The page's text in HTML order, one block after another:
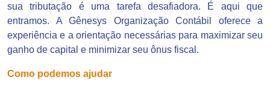
sua tributação é uma tarefa desafiadora. É aqui que
entramos. A Gênesys Organização Contábil oferece a
experiência e a orientação necessárias para maximizar seu
ganho de capital e minimizar seu ônus fiscal.
Como podemos ajudar